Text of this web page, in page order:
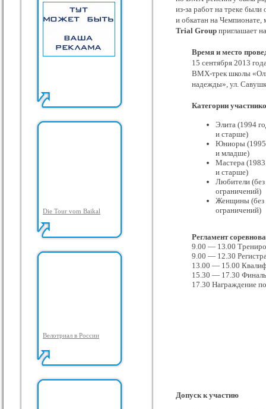
Die Tour vom Baikal
Велотриал в России
из-за работ на треке
и обкатан на Чемпионате,
Trial Group приглашает
Время и место
15 сентября 2013
BMX-трек школы
надежды», ул.
Категории
Элита (1994
и старше)
Юниоры (1995
и младше)
Мастера
и старше)
Любители
ограничений)
Женщины (без
ограничений)
Регламент
9.00 — 13.00
9.00 — 12.30
13.00 — 15.00
15.30 — 17.30
17.30 Награждение
Допуск к участию